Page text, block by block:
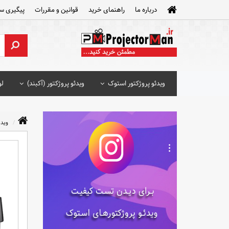
درباره ما راهنمای خرید قوانین و مقررات پیگیری
ویدئو پروژکتور استوک ویدئو پروژکتور (آکبند)